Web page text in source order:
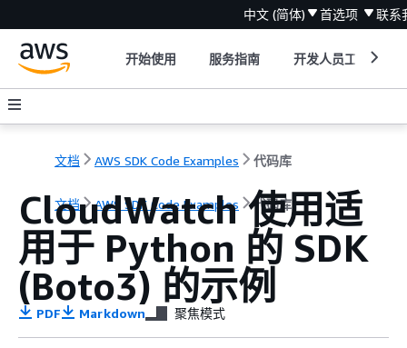
中文 (简体) 首选项 联系
开始使用 服务指南 开发人员工具
文档 AWS SDK Code Examples 代码库
文档 AWS SDK Code Examples 代码库
CloudWatch 使用适
用于 Python 的 SDK
(Boto3) 的示例
PDF Markdown 聚焦模式